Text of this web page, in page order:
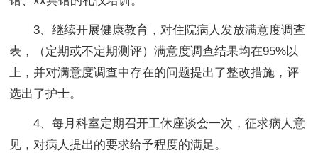
3、继续开展健康教育，对住院病人发放满意度调查
表，（定期或不定期测评）满意度调查结果均在95%以
上，并对满意度调查中存在的问题提出了整改措施，评
选出了护士。
4、每月科室定期召开工休座谈会一次，征求病人意
见，对病人提出的要求给予程度的满足。